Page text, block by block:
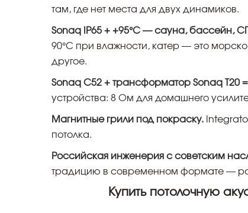
там, где нет места для двух динамиков.
Sonaq IP65 + +95°C — сауна, бассейн,
90°C при влажности, катер — это
другое.
Sonaq C52 + трансформатор Sonaq T20
устройства: 8 Ом для домашнего
Магнитные грили под покраску.
потолка.
Российская инженерия с советским
традицию в современном формате —
Купить потолочную